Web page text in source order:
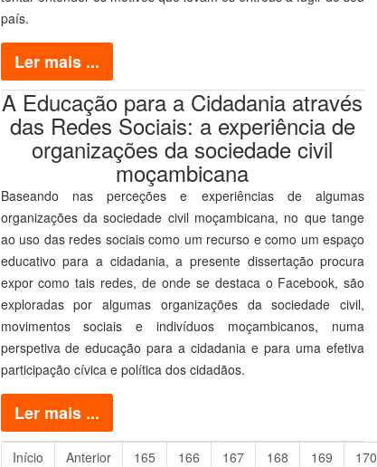
país.
Ler mais ...
A Educação para a Cidadania através
das Redes Sociais: a experiência de
organizações da sociedade civil
moçambicana
Baseando nas perceções e experiências de algumas
organizações da sociedade civil moçambicana, no que tange
ao uso das redes sociais como um recurso e como um espaço
educativo para a cidadania, a presente dissertação procura
expor como tais redes, de onde se destaca o Facebook, são
exploradas por algumas organizações da sociedade civil,
movimentos sociais e indivíduos moçambicanos, numa
perspetiva de educação para a cidadania e para uma efetiva
participação cívica e política dos cidadãos.
Ler mais ...
Início Anterior 165 166 167 168 169 170